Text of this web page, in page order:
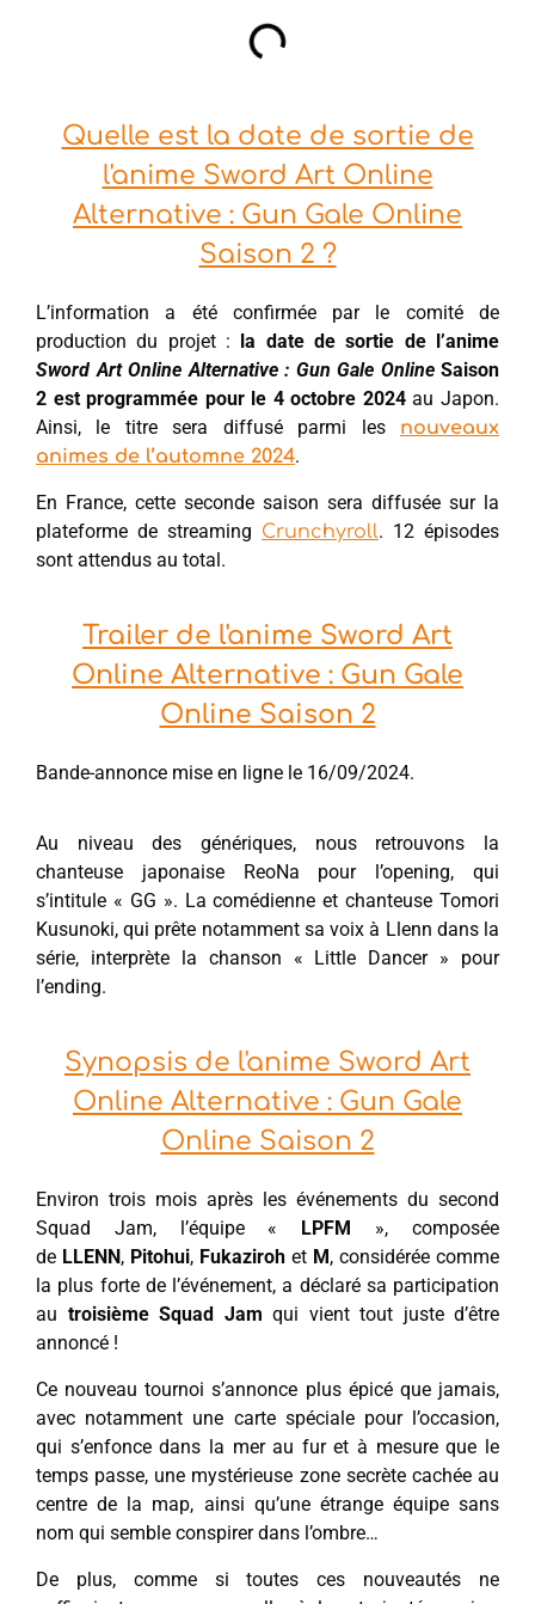
Quelle est la date de sortie de
l'anime Sword Art Online
Alternative : Gun Gale Online
Saison 2 ?
L’information a été confirmée par le comité de
production du projet : la date de sortie de l’anime
Sword Art Online Alternative : Gun Gale OnlineSaison
2 est programmée pour le 4 octobre 2024au Japon.
Ainsi, le titre sera diffusé parmi les nouveaux
animes de l’automne 2024.
En France, cette seconde saison sera diffusée sur la
plateforme de streaming Crunchyroll. 12 épisodes
sont attendus au total.
Trailer de l'anime Sword Art
Online Alternative : Gun Gale
Online Saison 2
Bande-annonce mise en ligne le 16/09/2024.
Au niveau des génériques, nous retrouvons la
chanteuse japonaise ReoNa pour l’opening, qui
s’intitule « GG ». La comédienne et chanteuse Tomori
Kusunoki, qui prête notamment sa voix à Llenn dans la
série, interprète la chanson « Little Dancer » pour
l’ending.
Synopsis de l'anime Sword Art
Online Alternative : Gun Gale
Online Saison 2
Environ trois mois après les événements du second
Squad Jam, l’équipe « LPFM », composée
de LLENN, Pitohui, Fukaziroh et M, considérée comme
la plus forte de l’événement, a déclaré sa participation
au troisième Squad Jam qui vient tout juste d’être
annoncé !
Ce nouveau tournoi s’annonce plus épicé que jamais,
avec notamment une carte spéciale pour l’occasion,
qui s’enfonce dans la mer au fur et à mesure que le
temps passe, une mystérieuse zone secrète cachée au
centre de la map, ainsi qu’une étrange équipe sans
nom qui semble conspirer dans l’ombre…
De plus, comme si toutes ces nouveautés ne